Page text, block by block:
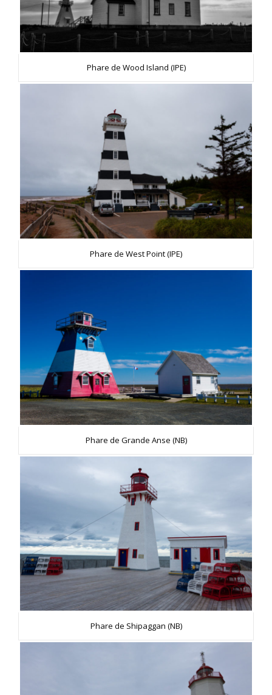
Phare de Wood Island (IPE)
Phare de West Point (IPE)
Phare de Grande Anse (NB)
Phare de Shipaggan (NB)